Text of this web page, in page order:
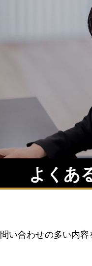
よくあ
い合わせの多い内容